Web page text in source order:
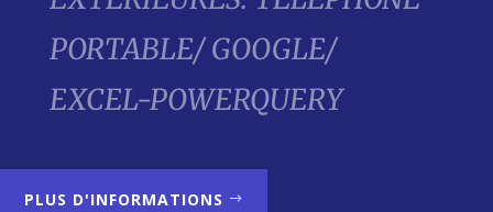
PORTABLE/ GOOGLE/
EXCEL-POWERQUERY
PLUS D'INFORMATIONS